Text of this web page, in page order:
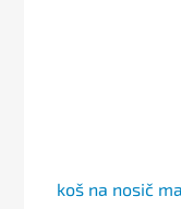
koš na nosič